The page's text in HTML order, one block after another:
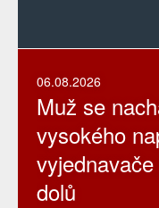
06.08.2026
Muž se
vysokého
dolů